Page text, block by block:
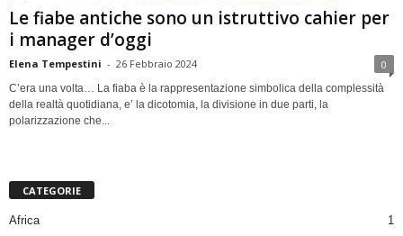
Le fiabe antiche sono un istruttivo cahier per
i manager d’oggi
Elena Tempestini - 26 Febbraio 2024 0
C’era una volta… La fiaba è la rappresentazione simbolica della complessità
della realtà quotidiana, e’ la dicotomia, la divisione in due parti, la
polarizzazione che...
CATEGORIE
Africa
1